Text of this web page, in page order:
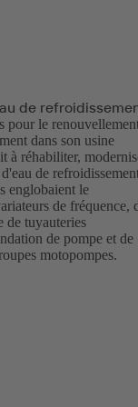
de
pour le
dans son usine
à réhabiliter,
de
englobaient le
de fréquence,
de tuyauteries
de pompe et de
motopompes.